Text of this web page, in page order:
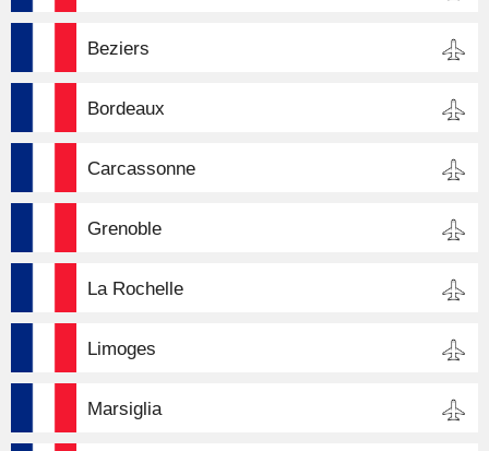
Beziers
Bordeaux
Carcassonne
Grenoble
La Rochelle
Limoges
Marsiglia